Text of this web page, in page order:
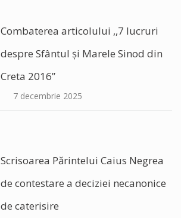
Combaterea articolului ,,7 lucruri
despre Sfântul și Marele Sinod din
Creta 2016”
7 decembrie 2025
Scrisoarea Părintelui Caius Negrea
de contestare a deciziei necanonice
de caterisire